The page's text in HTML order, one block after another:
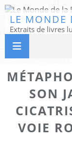
SON
VOIE